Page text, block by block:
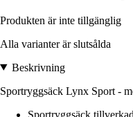
Produkten är inte tillgänglig
Alla varianter är slutsålda
Beskrivning
Sportryggsäck Lynx Sport -
Sportryggsäck